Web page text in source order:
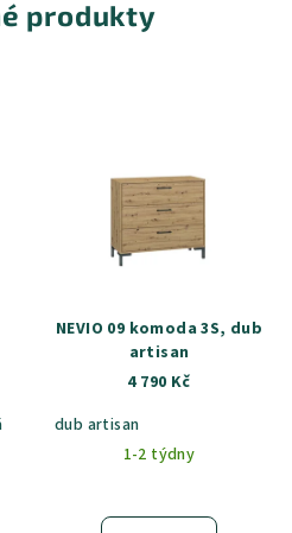
produkty
jasan šedý dub sametový
NEVIO 09 komoda 3S, dub
artisan
4 790 Kč
dub artisan
1-2 týdny